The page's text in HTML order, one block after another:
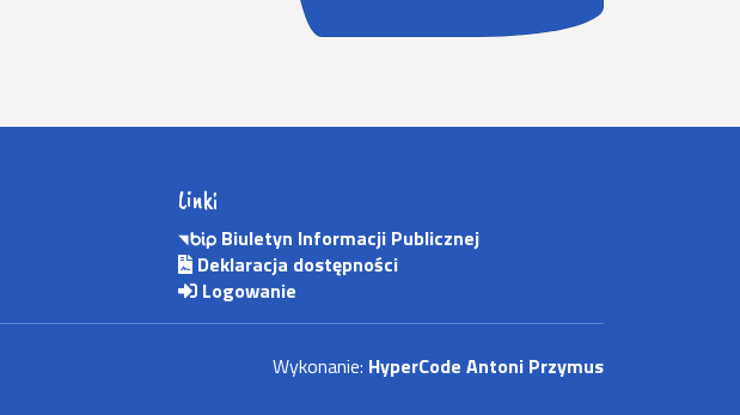
Linki
Biuletyn Informacji Publicznej
Deklaracja dostępności
Logowanie
Wykonanie: HyperCode Antoni Przymus